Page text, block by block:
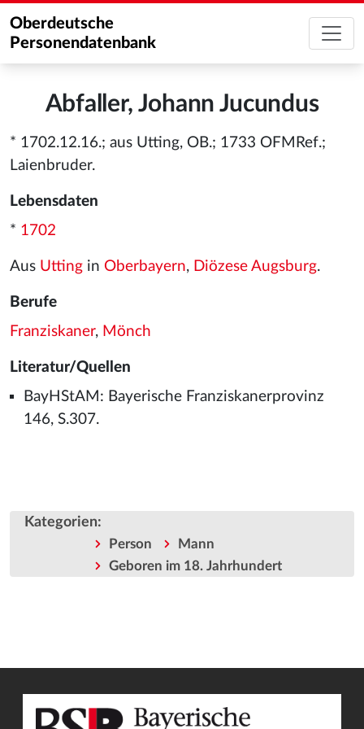
Oberdeutsche
Personendatenbank
Abfaller, Johann Jucundus
* 1702.12.16.; aus Utting, OB.; 1733 OFMRef.;
Laienbruder.
Lebensdaten
* 1702
Aus Utting in Oberbayern, Diözese Augsburg.
Berufe
Franziskaner, Mönch
Literatur/Quellen
BayHStAM: Bayerische Franziskanerprovinz
146, S.307.
Kategorien:
Person
Mann
Geboren im 18. Jahrhundert